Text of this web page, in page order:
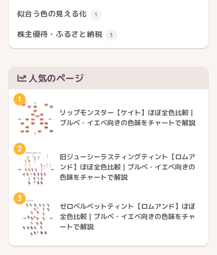
似合う色の見える化 1
株主優待・ふるさと納税 3
人気のページ
1
リップモンスター【ケイト】ほぼ全色比較｜
ブルベ・イエベ向きの色味をチャートで解説
2
旧ジューシーラスティングティント【ロムア
ンド】ほぼ全色比較｜ブルベ・イエベ向きの
色味をチャートで解説
3
ゼロベルベットティント【ロムアンド】ほぼ
全色比較｜ブルベ・イエベ向きの色味をチャ
ートで解説